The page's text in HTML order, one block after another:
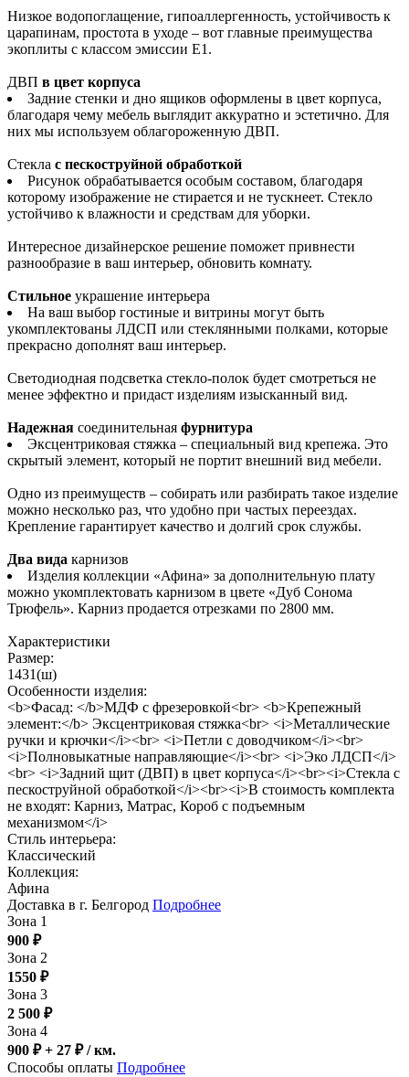
Низкое водопоглащение, гипоаллергенность, устойчивость к
царапинам, простота в уходе – вот главные преимущества
экоплиты с классом эмиссии Е1.
ДВП в цвет корпуса
Задние стенки и дно ящиков оформлены в цвет корпуса,
благодаря чему мебель выглядит аккуратно и эстетично. Для
них мы используем облагороженную ДВП.
Стекла с пескоструйной обработкой
Рисунок обрабатывается особым составом, благодаря
которому изображение не стирается и не тускнеет. Стекло
устойчиво к влажности и средствам для уборки.
Интересное дизайнерское решение поможет привнести
разнообразие в ваш интерьер, обновить комнату.
Стильное украшение интерьера
На ваш выбор гостиные и витрины могут быть
укомплектованы ЛДСП или стеклянными полками, которые
прекрасно дополнят ваш интерьер.
Светодиодная подсветка стекло-полок будет смотреться не
менее эффектно и придаст изделиям изысканный вид.
Надежная соединительная фурнитура
Эксцентриковая стяжка – специальный вид крепежа. Это
скрытый элемент, который не портит внешний вид мебели.
Одно из преимуществ – собирать или разбирать такое изделие
можно несколько раз, что удобно при частых переездах.
Крепление гарантирует качество и долгий срок службы.
Два вида карнизов
Изделия коллекции «Афина» за дополнительную плату
можно укомплектовать карнизом в цвете «Дуб Сонома
Трюфель». Карниз продается отрезками по 2800 мм.
Характеристики
Размер:
1431(ш)
Особенности изделия:
<b>Фасад: </b>МДФ с фрезеровкой<br> <b>Крепежный
элемент:</b> Эксцентриковая стяжка<br> <i>Металлические
ручки и крючки</i><br> <i>Петли с доводчиком</i><br>
<i>Полновыкатные направляющие</i><br> <i>Эко ЛДСП</i>
<br> <i>Задний щит (ДВП) в цвет корпуса</i><br><i>Стекла с
пескоструйной обработкой</i><br><i>В стоимость комплекта
не входят: Карниз, Матрас, Короб с подъемным
механизмом</i>
Стиль интерьера:
Классический
Коллекция:
Афина
Доставка в г. Белгород Подробнее
Зона 1
900 ₽
Зона 2
1550 ₽
Зона 3
2 500 ₽
Зона 4
900 ₽ + 27 ₽/ км.
Способы оплаты Подробнее